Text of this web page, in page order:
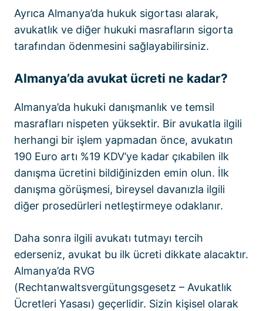
Ayrıca Almanya’da hukuk sigortası alarak,
avukatlık ve diğer hukuki masrafların sigorta
tarafından ödenmesini sağlayabilirsiniz.
Almanya’da avukat ücreti ne kadar?
Almanya’da hukuki danışmanlık ve temsil
masrafları nispeten yüksektir. Bir avukatla ilgili
herhangi bir işlem yapmadan önce, avukatın
190 Euro artı %19 KDV’ye kadar çıkabilen ilk
danışma ücretini bildiğinizden emin olun. İlk
danışma görüşmesi, bireysel davanızla ilgili
diğer prosedürleri netleştirmeye odaklanır.
Daha sonra ilgili avukatı tutmayı tercih
ederseniz, avukat bu ilk ücreti dikkate alacaktır.
Almanya’da RVG
(Rechtanwaltsvergütungsgesetz – Avukatlık
Ücretleri Yasası) geçerlidir. Sizin kişisel olarak